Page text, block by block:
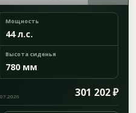
Мощность
44 л.с.
Высота сиденья
780 мм
301 202 ₽